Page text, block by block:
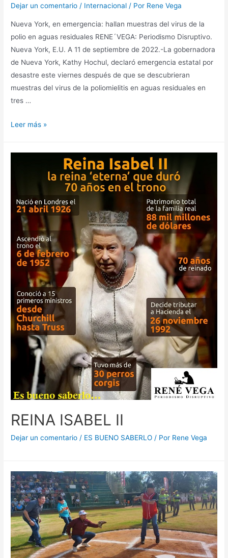
Dejar un comentario / Internacional / Por Rene Vega
Nueva York, en emergencia: hallan muestras del virus de la
polio en aguas residuales RENE´VEGA: Periodismo Disruptivo.
Nueva York, E.U. A 11 de septiembre de 2022.-La gobernadora
de Nueva York, Kathy Hochul, declaró emergencia estatal por
desastre este viernes después de que se descubrieran
muestras del virus de la poliomielitis en aguas residuales en
tres …
Leer más »
REINA ISABEL II
Dejar un comentario / ES BUENO SABERLO / Por Rene Vega